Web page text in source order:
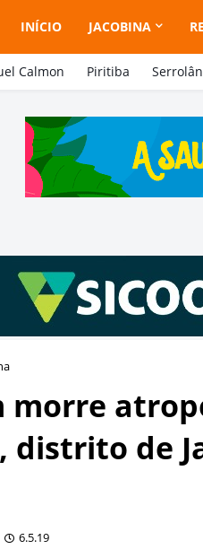
INÍCIO JACOBINA
Calmon Piritiba
morre
distrito de
6.5.19